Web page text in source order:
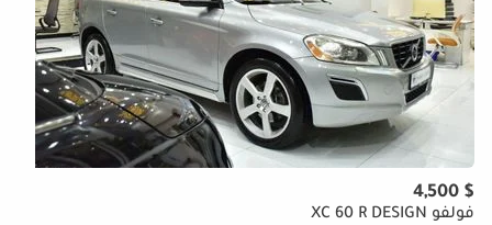
$ 4,500
فولفو XC 60 R DESIGN